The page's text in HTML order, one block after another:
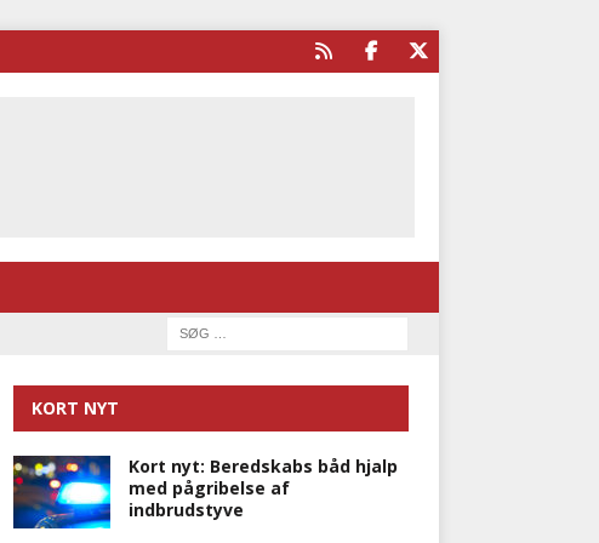
KORT NYT
Kort nyt: Beredskabs båd hjalp
med pågribelse af
indbrudstyve